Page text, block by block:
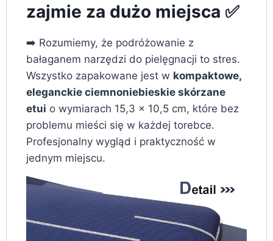
zajmie za dużo miejsca ✅
➡️ Rozumiemy, że podróżowanie z
bałaganem narzędzi do pielęgnacji to stres.
Wszystko zapakowane jest w kompaktowe,
eleganckie ciemnoniebieskie skórzane
etui o wymiarach 15,3 x 10,5 cm, które bez
problemu mieści się w każdej torebce.
Profesjonalny wygląd i praktyczność w
jednym miejscu.